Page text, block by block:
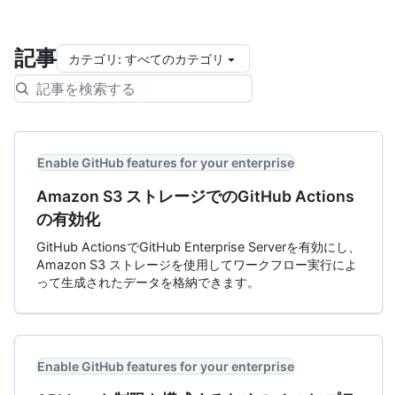
記事 カテゴリ : すべてのカテゴリ
Enable GitHub features for your enterprise
Amazon S3 ストレージでのGitHub Actions
の有効化
GitHub ActionsでGitHub Enterprise Serverを有効にし、
Amazon S3 ストレージを使用してワークフロー実行によ
って生成されたデータを格納できます。
Enable GitHub features for your enterprise